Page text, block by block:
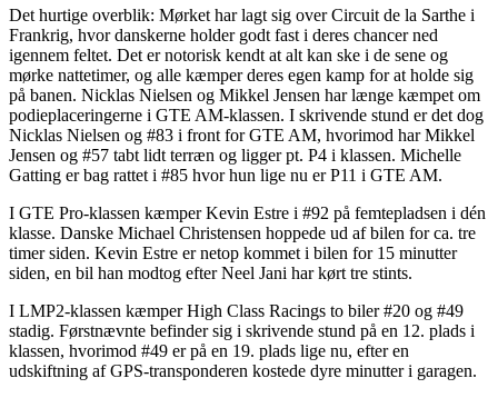
Det hurtige overblik: Mørket har lagt sig over Circuit de la Sarthe i
Frankrig, hvor danskerne holder godt fast i deres chancer ned
igennem feltet. Det er notorisk kendt at alt kan ske i de sene og
mørke nattetimer, og alle kæmper deres egen kamp for at holde sig
på banen. Nicklas Nielsen og Mikkel Jensen har længe kæmpet om
podieplaceringerne i GTE AM-klassen. I skrivende stund er det dog
Nicklas Nielsen og #83 i front for GTE AM, hvorimod har Mikkel
Jensen og #57 tabt lidt terræn og ligger pt. P4 i klassen. Michelle
Gatting er bag rattet i #85 hvor hun lige nu er P11 i GTE AM.
I GTE Pro-klassen kæmper Kevin Estre i #92 på femtepladsen i dén
klasse. Danske Michael Christensen hoppede ud af bilen for ca. tre
timer siden. Kevin Estre er netop kommet i bilen for 15 minutter
siden, en bil han modtog efter Neel Jani har kørt tre stints.
I LMP2-klassen kæmper High Class Racings to biler #20 og #49
stadig. Førstnævnte befinder sig i skrivende stund på en 12. plads i
klassen, hvorimod #49 er på en 19. plads lige nu, efter en
udskiftning af GPS-transponderen kostede dyre minutter i garagen.